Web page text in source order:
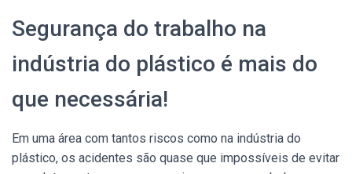
Segurança do trabalho na
indústria do plástico é mais do
que necessária!
Em uma área com tantos riscos como na indústria do
plástico, os acidentes são quase que impossíveis de evitar